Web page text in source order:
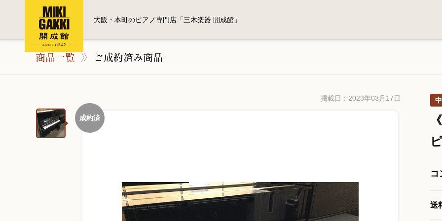
大阪・本町のピアノ専門店「三木楽器 開成館」
商品一覧 ご成約済み商品
掲載日：2023年03月17日
成約済
コ
送